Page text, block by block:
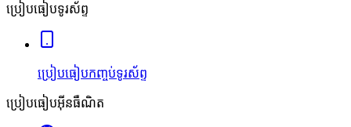
ប្រៀបធៀបទូរស័ព្ទ
ប្រៀបធៀបកញ្ចប់ទូរស័ព្ទ
ប្រៀបធៀបអ៊ីនធឺណិត